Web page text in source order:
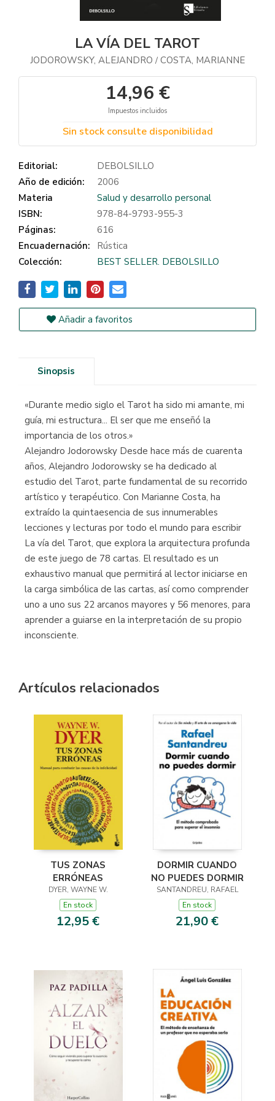
LA VÍA DEL TAROT
JODOROWSKY, ALEJANDRO / COSTA, MARIANNE
14,96 €
Impuestos incluidos
Sin stock consulte disponibilidad
Editorial:
DEBOLSILLO
Año de edición:
2006
Materia
Salud y desarrollo personal
ISBN:
978-84-9793-955-3
Páginas:
616
Encuadernación:
Rústica
Colección:
BEST SELLER. DEBOLSILLO
Añadir a favoritos
Sinopsis
«Durante medio siglo el Tarot ha sido mi amante, mi
guía, mi estructura... El ser que me enseñó la
importancia de los otros.»
Alejandro Jodorowsky Desde hace más de cuarenta
años, Alejandro Jodorowsky se ha dedicado al
estudio del Tarot, parte fundamental de su recorrido
artístico y terapéutico. Con Marianne Costa, ha
extraído la quintaesencia de sus innumerables
lecciones y lecturas por todo el mundo para escribir
La vía del Tarot, que explora la arquitectura profunda
de este juego de 78 cartas. El resultado es un
exhaustivo manual que permitirá al lector iniciarse en
la carga simbólica de las cartas, así como comprender
uno a uno sus 22 arcanos mayores y 56 menores, para
aprender a guiarse en la interpretación de su propio
inconsciente.
Artículos relacionados
TUS ZONAS
ERRÓNEAS
DYER, WAYNE W.
En stock
12,95 €
DORMIR CUANDO
NO PUEDES DORMIR
SANTANDREU, RAFAEL
En stock
21,90 €